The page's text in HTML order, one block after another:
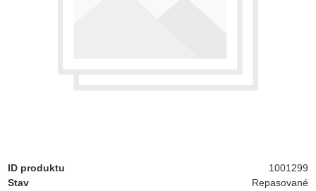
ID produktu
1001299
Stav
Repasované